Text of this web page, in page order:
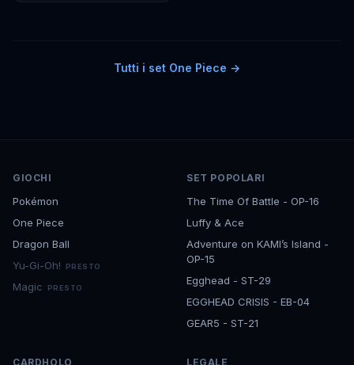
Tutti i set One Piece →
GIOCHI
Pokémon
One Piece
Dragon Ball
Yu-Gi-Oh!
PRESTO
Magic PRESTO
SET POPOLARI
The Time Of Battle - OP-16
Luffy & Ace
Adventure on KAMI’s Island -
OP-15
Egghead - ST-29
EGGHEAD CRISIS - EB-04
GEAR5 - ST-21
CARDHOLO LEGALE